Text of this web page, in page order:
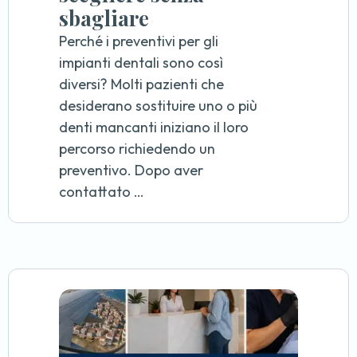
sbagliare
Perché i preventivi per gli
impianti dentali sono così
diversi? Molti pazienti che
desiderano sostituire uno o più
denti mancanti iniziano il loro
percorso richiedendo un
preventivo. Dopo aver
contattato …